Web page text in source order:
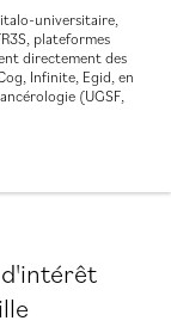
universitaire,
plateformes
directement des
Infinite, Egid, en
(UGSF,